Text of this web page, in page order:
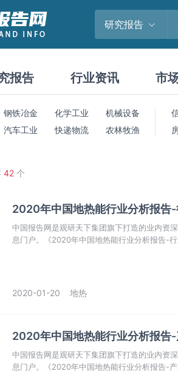
研究报告
报告 行业资讯 市
钢铁冶金 化学工业
机械设备
汽车工业 快递物流 农林牧渔
42 个
2020年中国地热能行业分析报告
中国报告网是观研天下集团旗下打造的业内资
息门户。《2020年中国地热能行业分析报告-
2020-01-20 地热
2020年中国地热能行业分析报告
中国报告网是观研天下集团旗下打造的业内资
息门户。《2020年中国地热能行业分析报告-